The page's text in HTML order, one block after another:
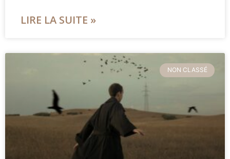
LIRE LA SUITE »
NON CLASSÉ